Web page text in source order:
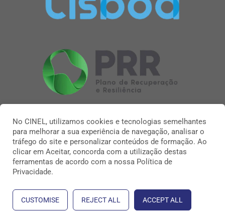
No CINEL, utilizamos cookies e tecnologias semelhantes
para melhorar a sua experiência de navegação, analisar o
tráfego do site e personalizar conteúdos de formação. Ao
clicar em Aceitar, concorda com a utilização destas
ferramentas de acordo com a nossa Política de
Privacidade.
CUSTOMISE REJECT ALL ACCEPT ALL